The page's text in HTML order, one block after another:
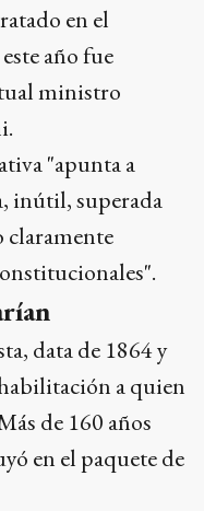
en el
año fue
ministro
"apunta a
inútil, superada
claramente
data de 1864 y
a quien
de 160 años
en el paquete de